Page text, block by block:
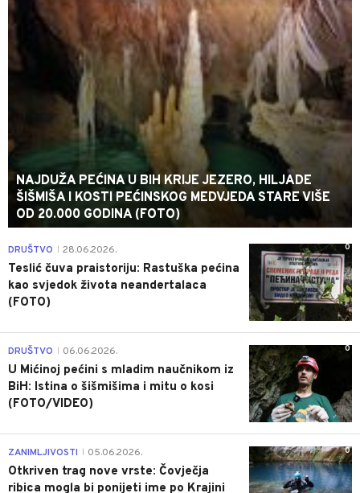
NAJDUŽA PEĆINA U BIH KRIJE JEZERO, HILJADE
ŠIŠMIŠA I KOSTI PEĆINSKOG MEDVJEDA STARE VIŠE
OD 20.000 GODINA (FOTO)
0
DRUŠTVO 28.06.2026.
Teslić čuva praistoriju: Rastuška pećina
kao svjedok života neandertalaca
(FOTO)
0
DRUŠTVO 06.06.2026.
U Mićinoj pećini s mladim naučnikom iz
BiH: Istina o šišmišima i mitu o kosi
(FOTO/VIDEO)
0
ZANIMLJIVOSTI 05.06.2026.
Otkriven trag nove vrste: Čovječja
ribica mogla bi ponijeti ime po Krajini